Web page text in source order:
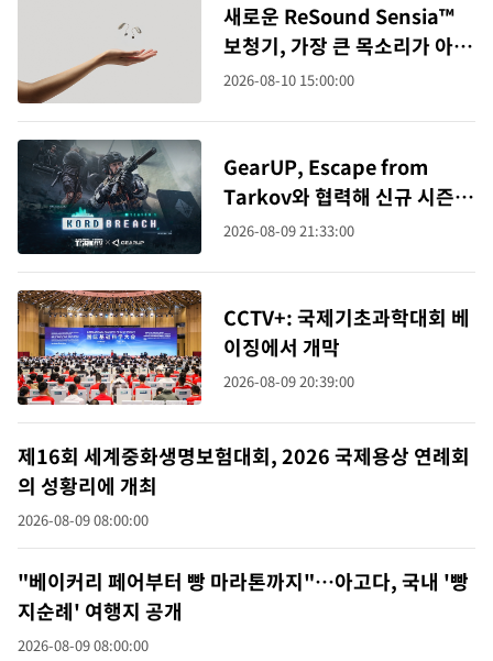
새로운 ReSound Sensia™
보청기, 가장 큰 목소리가 아닌
사용자가 듣고 싶은 목소리를
2026-08-10 15:00:00
GearUP, Escape from
Tarkov와 협력해 신규 시즌
온라인 게이밍 경험 향상
2026-08-09 21:33:00
CCTV+: 국제기초과학대회 베
이징에서 개막
2026-08-09 20:39:00
제16회 세계중화생명보험대회, 2026 국제용상 연례회
의 성황리에 개최
2026-08-09 08:00:00
"베이커리 페어부터 빵 마라톤까지"…아고다, 국내 '빵
지순례' 여행지 공개
2026-08-09 08:00:00